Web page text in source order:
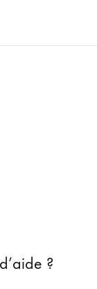
?